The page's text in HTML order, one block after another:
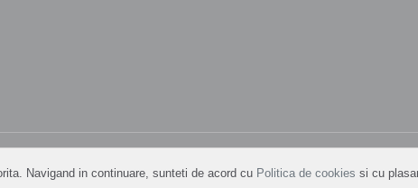
Navigand in continuare, sunteti de acord cu Politica de cookies si cu